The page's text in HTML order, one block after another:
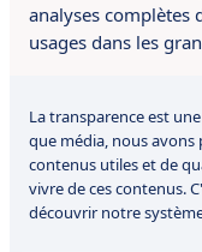
analyses complètes
usages dans les
La transparence est
que média, nous
contenus utiles et de
vivre de ces contenus.
découvrir notre